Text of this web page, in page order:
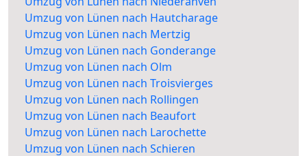
Umzug von Lünen nach Hautcharage
Umzug von Lünen nach Mertzig
Umzug von Lünen nach Gonderange
Umzug von Lünen nach Olm
Umzug von Lünen nach Troisvierges
Umzug von Lünen nach Rollingen
Umzug von Lünen nach Beaufort
Umzug von Lünen nach Larochette
Umzug von Lünen nach Schieren